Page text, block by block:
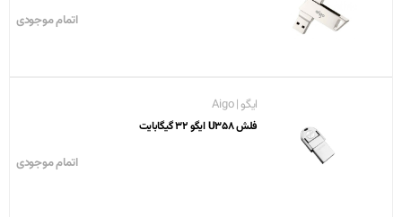
اتمام موجودی
ایگو | Aigo
فلش U358 ایگو 32 گیگابایت
اتمام موجودی